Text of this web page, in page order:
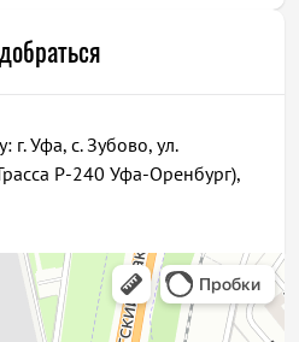
Уфа, с. Зубово, ул.
Р-240 Уфа-Оренбург),